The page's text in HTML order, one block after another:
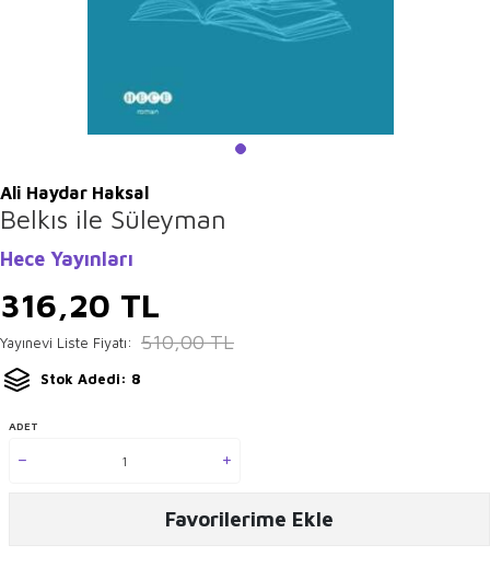
Ali Haydar Haksal
Belkıs ile Süleyman
Hece Yayınları
316,20 TL
Yayınevi Liste Fiyatı: 510,00TL
Stok Adedi: 8
ADET
Favorilerime Ekle